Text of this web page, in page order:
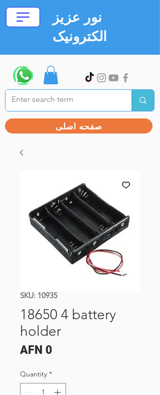
نور عزیز
الکترونیک
صفحه اصلی
SKU: 10935
18650 4 battery
holder
AFN 0Price
Quantity *